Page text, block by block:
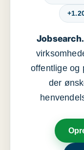
offentlige og
der